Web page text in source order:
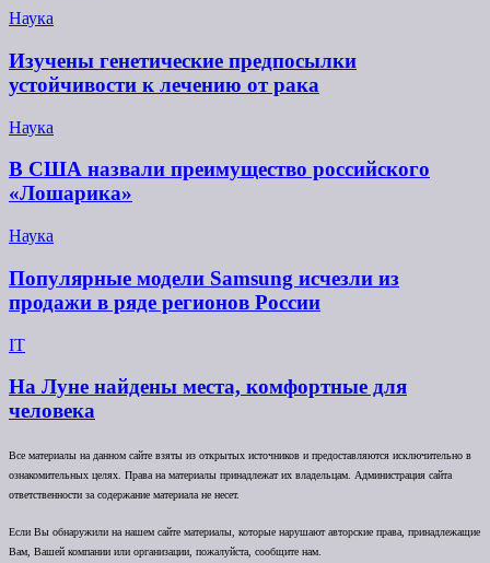
Наука
Изучены генетические предпосылки
устойчивости к лечению от рака
Наука
В США назвали преимущество российского
«Лошарика»
Наука
Популярные модели Samsung исчезли из
продажи в ряде регионов России
IT
На Луне найдены места, комфортные для
человека
Все материалы на данном сайте взяты из открытых источников и предоставляются исключительно в
ознакомительных целях. Права на материалы принадлежат их владельцам. Администрация сайта
ответственности за содержание материала не несет.
Если Вы обнаружили на нашем сайте материалы, которые нарушают авторские права, принадлежащие
Вам, Вашей компании или организации, пожалуйста, сообщите нам.